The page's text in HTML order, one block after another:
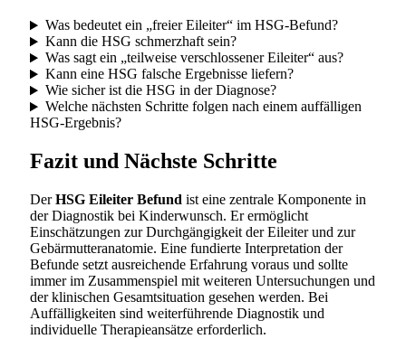
Was bedeutet ein „freier Eileiter“ im HSG-Befund?
Kann die HSG schmerzhaft sein?
Was sagt ein „teilweise verschlossener Eileiter“ aus?
Kann eine HSG falsche Ergebnisse liefern?
Wie sicher ist die HSG in der Diagnose?
Welche nächsten Schritte folgen nach einem auffälligen
HSG-Ergebnis?
Fazit und Nächste Schritte
DerHSG Eileiter Befund ist eine zentrale Komponente in
der Diagnostik bei Kinderwunsch. Er ermöglicht
Einschätzungen zur Durchgängigkeit der Eileiter und zur
Gebärmutteranatomie. Eine fundierte Interpretation der
Befunde setzt ausreichende Erfahrung voraus und sollte
immer im Zusammenspiel mit weiteren Untersuchungen und
der klinischen Gesamtsituation gesehen werden. Bei
Auffälligkeiten sind weiterführende Diagnostik und
individuelle Therapieansätze erforderlich.